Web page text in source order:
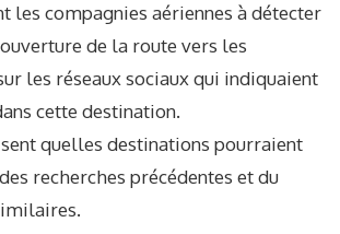
les compagnies aériennes à détecter
de la route vers les
les réseaux sociaux qui indiquaient
cette destination.
quelles destinations pourraient
recherches précédentes et du